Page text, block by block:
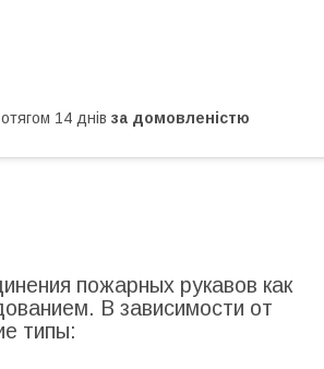
14 днів за домовленістю
пожарных рукавов как
В зависимости от
типы: